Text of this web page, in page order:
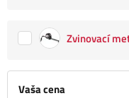
Vaša cena
Zvinovací